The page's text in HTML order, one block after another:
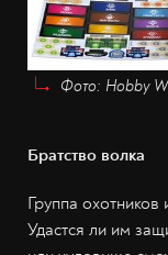
Фото: Hobby
Братство волка
Группа охотников
Удастся ли им